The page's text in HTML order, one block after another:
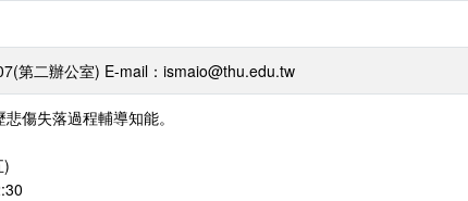
第二辦公室) E-mail：ismaio@thu.edu.tw
傷失落過程輔導知能。
)